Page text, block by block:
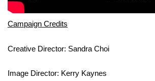
Campaign Credits
Creative Director: Sandra Choi
Image Director: Kerry Kaynes